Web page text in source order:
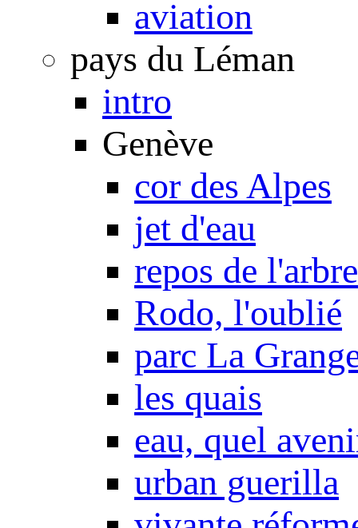
aviation
pays du Léman
intro
Genève
cor des Alpes
jet d'eau
repos de l'arbre
Rodo, l'oublié
parc La
les quais
eau, quel
urban guerilla